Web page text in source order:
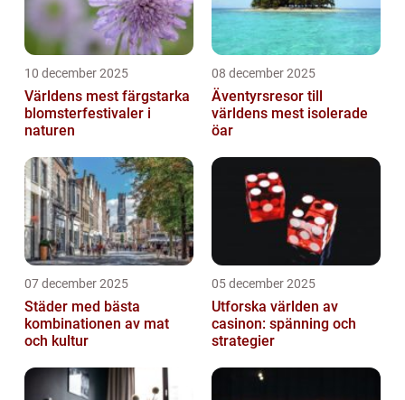
10 december 2025
Världens mest färgstarka
blomsterfestivaler i
naturen
08 december 2025
Äventyrsresor till
världens mest isolerade
öar
07 december 2025
Städer med bästa
kombinationen av mat
och kultur
05 december 2025
Utforska världen av
casinon: spänning och
strategier